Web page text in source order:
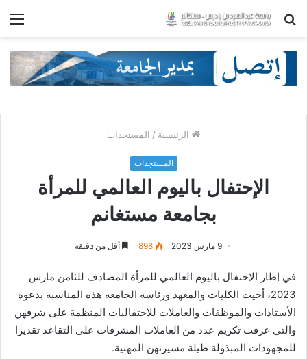
بحث
الرئيسية / المستجدات
المستجدات
الإحتفال باليوم العالمي للمرأة
بجامعة مستغانم
9 مارس 2023 898 أقل من دقيقة
في إطار الإحتفال باليوم العالمي للمرأة المصادف للثامن مارس
2023، أحيت الكليات والمعهد ورئاسة الجامعة هذه المناسبة بدعوة
الأستاذات والموظفات والعاملات للاحتفاليات المنظمة على شرفهن
والتي عرفت تكريم عدد من العاملات المشرفات على التقاعد تقديرا
للمجهودات المبذولة طيلة مسيرتهن المهنية.